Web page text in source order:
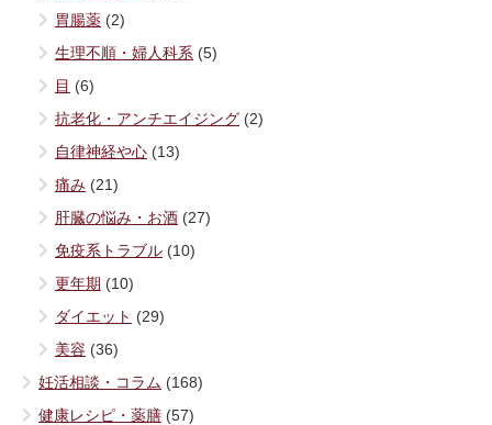
胃腸薬 (2)
生理不順・婦人科系 (5)
目 (6)
抗老化・アンチエイジング (2)
自律神経や心 (13)
痛み (21)
肝臓の悩み・お酒 (27)
免疫系トラブル (10)
更年期 (10)
ダイエット (29)
美容 (36)
妊活相談・コラム (168)
健康レシピ・薬膳 (57)